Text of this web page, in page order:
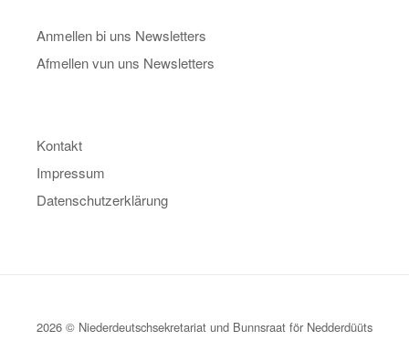
Anmellen bi uns Newsletters
Afmellen vun uns Newsletters
Kontakt
Impressum
Datenschutzerklärung
2026 © Niederdeutschsekretariat und Bunnsraat för Nedderdüüts